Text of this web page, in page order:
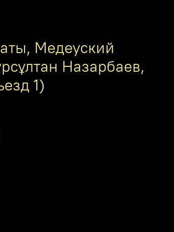
Медеуский
Назарбаев,
1)